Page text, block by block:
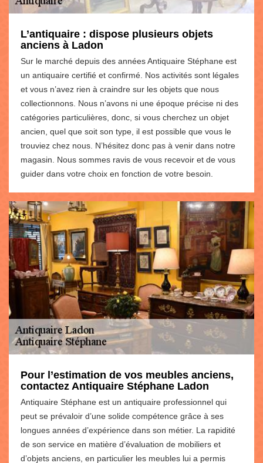
L’antiquaire : dispose plusieurs objets
anciens à Ladon
Sur le marché depuis des années Antiquaire Stéphane est
un antiquaire certifié et confirmé. Nos activités sont légales
et vous n’avez rien à craindre sur les objets que nous
collectionnons. Nous n’avons ni une époque précise ni des
catégories particulières, donc, si vous cherchez un objet
ancien, quel que soit son type, il est possible que vous le
trouviez chez nous. N’hésitez donc pas à venir dans notre
magasin. Nous sommes ravis de vous recevoir et de vous
guider dans votre choix en fonction de votre besoin.
Pour l’estimation de vos meubles anciens,
contactez Antiquaire Stéphane Ladon
Antiquaire Stéphane est un antiquaire professionnel qui
peut se prévaloir d’une solide compétence grâce à ses
longues années d’expérience dans son métier. La rapidité
de son service en matière d’évaluation de mobiliers et
d’objets anciens, en particulier les meubles lui a permis